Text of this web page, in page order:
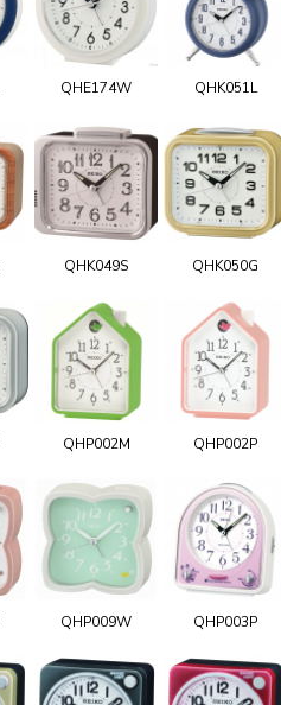
QHE174W QHK051L
QHK049S QHK050G
QHP002M QHP002P
QHP009W QHP003P